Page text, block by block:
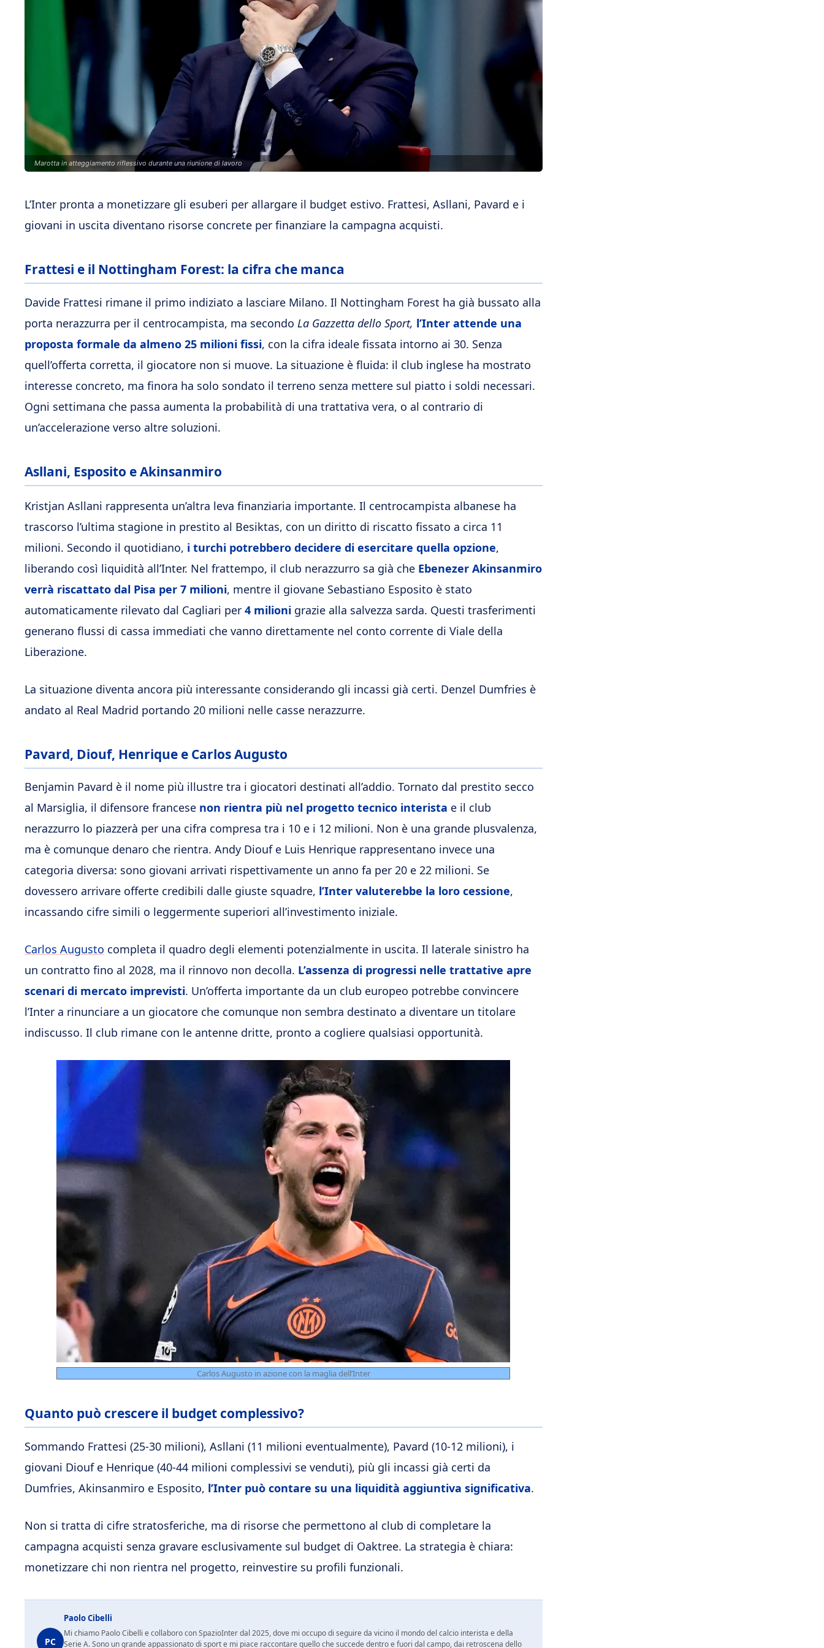
Marotta in atteggiamento riflessivo durante una riunione di lavoro
L’Inter pronta a monetizzare gli esuberi per allargare il budget estivo. Frattesi, Asllani, Pavard e i
giovani in uscita diventano risorse concrete per finanziare la campagna acquisti.
Frattesi e il Nottingham Forest: la cifra che manca
Davide Frattesi rimane il primo indiziato a lasciare Milano. Il Nottingham Forest ha già bussato alla
porta nerazzurra per il centrocampista, ma secondo La Gazzetta dello Sport, l’Inter attende una
proposta formale da almeno 25 milioni fissi, con la cifra ideale fissata intorno ai 30. Senza
quell’offerta corretta, il giocatore non si muove. La situazione è fluida: il club inglese ha mostrato
interesse concreto, ma finora ha solo sondato il terreno senza mettere sul piatto i soldi necessari.
Ogni settimana che passa aumenta la probabilità di una trattativa vera, o al contrario di
un’accelerazione verso altre soluzioni.
Asllani, Esposito e Akinsanmiro
Kristjan Asllani rappresenta un’altra leva finanziaria importante. Il centrocampista albanese ha
trascorso l’ultima stagione in prestito al Besiktas, con un diritto di riscatto fissato a circa 11
milioni. Secondo il quotidiano, i turchi potrebbero decidere di esercitare quella opzione,
liberando così liquidità all’Inter. Nel frattempo, il club nerazzurro sa già che Ebenezer Akinsanmiro
verrà riscattato dal Pisa per 7 milioni, mentre il giovane Sebastiano Esposito è stato
automaticamente rilevato dal Cagliari per 4 milioni grazie alla salvezza sarda. Questi trasferimenti
generano flussi di cassa immediati che vanno direttamente nel conto corrente di Viale della
Liberazione.
La situazione diventa ancora più interessante considerando gli incassi già certi. Denzel Dumfries è
andato al Real Madrid portando 20 milioni nelle casse nerazzurre.
Pavard, Diouf, Henrique e Carlos Augusto
Benjamin Pavard è il nome più illustre tra i giocatori destinati all’addio. Tornato dal prestito secco
al Marsiglia, il difensore francese non rientra più nel progetto tecnico interista e il club
nerazzurro lo piazzerà per una cifra compresa tra i 10 e i 12 milioni. Non è una grande plusvalenza,
ma è comunque denaro che rientra. Andy Diouf e Luis Henrique rappresentano invece una
categoria diversa: sono giovani arrivati rispettivamente un anno fa per 20 e 22 milioni. Se
dovessero arrivare offerte credibili dalle giuste squadre, l’Inter valuterebbe la loro cessione,
incassando cifre simili o leggermente superiori all’investimento iniziale.
Carlos Augusto completa il quadro degli elementi potenzialmente in uscita. Il laterale sinistro ha
un contratto fino al 2028, ma il rinnovo non decolla. L’assenza di progressi nelle trattative apre
scenari di mercato imprevisti. Un’offerta importante da un club europeo potrebbe convincere
l’Inter a rinunciare a un giocatore che comunque non sembra destinato a diventare un titolare
indiscusso. Il club rimane con le antenne dritte, pronto a cogliere qualsiasi opportunità.
Carlos Augusto in azione con la maglia dell’Inter
Quanto può crescere il budget complessivo?
Sommando Frattesi (25-30 milioni), Asllani (11 milioni eventualmente), Pavard (10-12 milioni), i
giovani Diouf e Henrique (40-44 milioni complessivi se venduti), più gli incassi già certi da
Dumfries, Akinsanmiro e Esposito, l’Inter può contare su una liquidità aggiuntiva significativa.
Non si tratta di cifre stratosferiche, ma di risorse che permettono al club di completare la
campagna acquisti senza gravare esclusivamente sul budget di Oaktree. La strategia è chiara:
monetizzare chi non rientra nel progetto, reinvestire su profili funzionali.
PC
Paolo Cibelli
Mi chiamo Paolo Cibelli e collaboro con SpazioInter dal 2025, dove mi occupo di seguire da vicino il mondo del calcio interista e della
Serie A. Sono un grande appassionato di sport e mi piace raccontare quello che succede dentro e fuori dal campo, dai retroscena dello